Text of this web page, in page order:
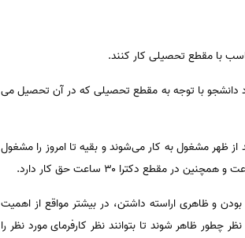
دانشجو با توجه به مقطع تحصیلی که در آن تحصیل می
مورد زمان کار کردن دانشجویان در اسپانیا بدانید که، افراد دانشجو معمولا از ساعت ۲ تا ۵ بعد از ظهر مشغول به کار می‌شوند و بقیه تا امروز را مشغول
و ظاهری اراسته داشتن، در بیشتر مواقع از اهمیت
چطور ظاهر شوند تا بتوانند نظر کارفرمای مورد نظر را